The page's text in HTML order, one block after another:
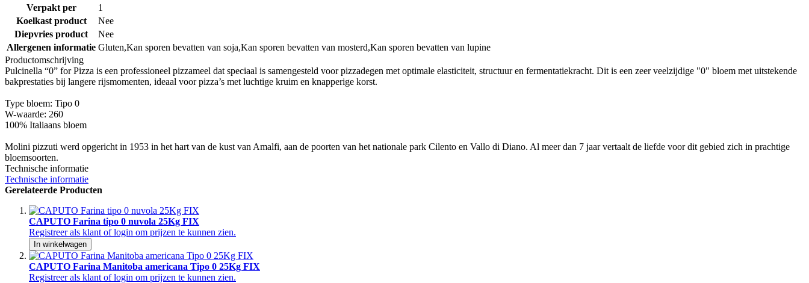
Verpakt per
1
Koelkast product
Nee
Diepvries product
Nee
Allergenen informatie Gluten,Kan sporen bevatten van soja,Kan sporen bevatten van mosterd,Kan sporen bevatten van lupine
Productomschrijving
Pulcinella “0” for Pizza is een professioneel pizzameel dat speciaal is samengesteld voor pizzadegen met optimale elasticiteit, structuur en fermentatiekracht. Dit is een zeer veelzijdige "0" bloem met uitstekende
bakprestaties bij langere rijsmomenten, ideaal voor pizza’s met luchtige kruim en knapperige korst.
Type bloem: Tipo 0
W-waarde: 260
100% Italiaans bloem
Molini pizzuti werd opgericht in 1953 in het hart van de kust van Amalfi, aan de poorten van het nationale park Cilento en Vallo di Diano. Al meer dan 7 jaar vertaalt de liefde voor dit gebied zich in prachtige
bloemsoorten.
Technische informatie
Technische informatie
Gerelateerde Producten
CAPUTO Farina tipo 0 nuvola 25Kg FIX
Registreer als klant of login om prijzen te kunnen zien.
In winkelwagen
CAPUTO Farina Manitoba americana Tipo 0 25Kg FIX
Registreer als klant of login om prijzen te kunnen zien.